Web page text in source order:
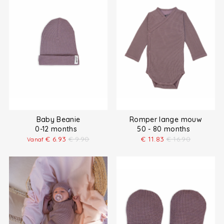
Baby Beanie
0-12 months
Vanaf€ 6.93 € 9.90
Romper lange mouw
50 - 80 months
€ 11.83 € 16.90